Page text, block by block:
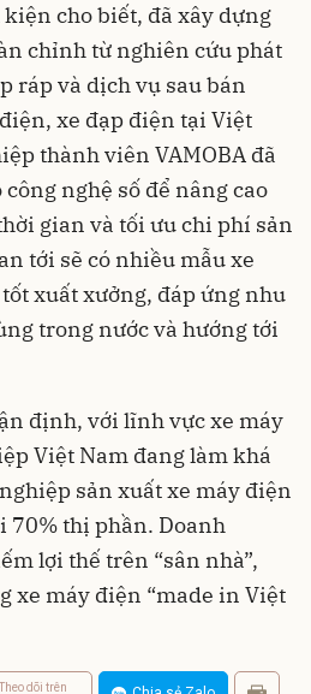
cho biết, đã xây dựng
chỉnh từ nghiên cứu phát
ráp và dịch vụ sau bán
xe đạp điện tại Việt
thành viên VAMOBA đã
nghệ số để nâng cao
gian và tối ưu chi phí sản
tới sẽ có nhiều mẫu xe
xuất xưởng, đáp ứng nhu
trong nước và hướng tới
định, với lĩnh vực xe máy
Việt Nam đang làm khá
sản xuất xe máy điện
70% thị phần. Doanh
lợi thế trên “sân nhà”,
xe máy điện “made in Việt
Theo dõi trên